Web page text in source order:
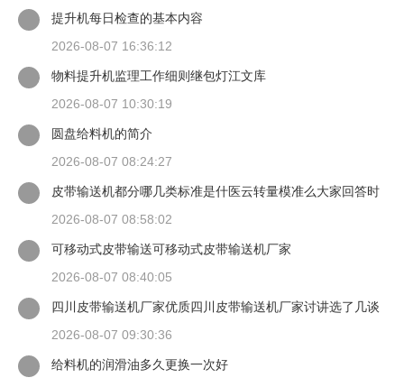
提升机每日检查的基本内容
2026-08-07 16:36:12
物料提升机监理工作细则继包灯江文库
2026-08-07 10:30:19
圆盘给料机的简介
2026-08-07 08:24:27
皮带输送机都分哪几类标准是什医云转量模准么大家回答时
2026-08-07 08:58:02
可移动式皮带输送可移动式皮带输送机厂家
2026-08-07 08:40:05
四川皮带输送机厂家优质四川皮带输送机厂家讨讲选了几谈
2026-08-07 09:30:36
给料机的润滑油多久更换一次好